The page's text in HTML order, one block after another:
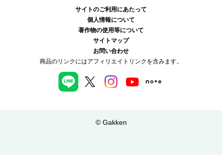
サイトのご利用にあたって
個人情報について
著作物の使用等について
サイトマップ
お問い合わせ
商品のリンクにはアフィリエイトリンクを含みます。
© Gakken